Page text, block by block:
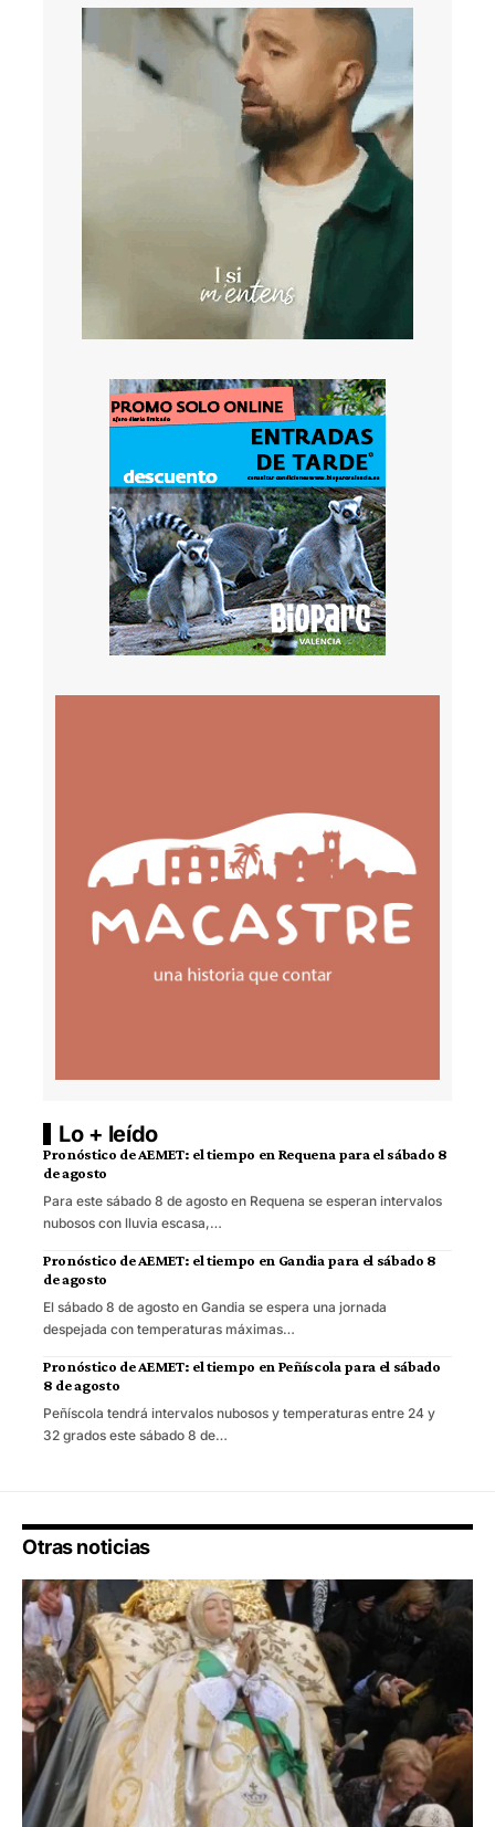
Lo + leído
Pronóstico de AEMET: el tiempo en Requena para el sábado 8
de agosto
Para este sábado 8 de agosto en Requena se esperan intervalos
nubosos con lluvia escasa,…
Pronóstico de AEMET: el tiempo en Gandia para el sábado 8
de agosto
El sábado 8 de agosto en Gandia se espera una jornada
despejada con temperaturas máximas…
Pronóstico de AEMET: el tiempo en Peñíscola para el sábado
8 de agosto
Peñíscola tendrá intervalos nubosos y temperaturas entre 24 y
32 grados este sábado 8 de…
Otras noticias